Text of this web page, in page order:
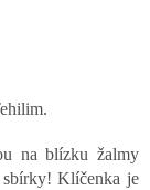
na blízku žalmy
sbírky! Klíčenka je